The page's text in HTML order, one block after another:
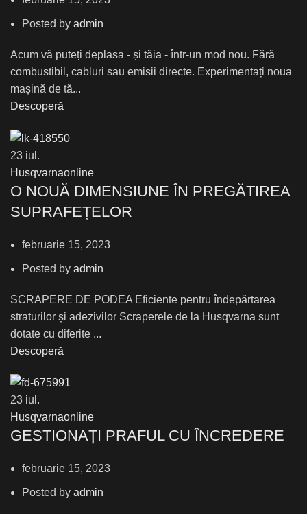
Posted by admin
Acum vă puteți deplasa - și tăia - într-un mod nou. Fără
combustibil, cabluri sau emisii directe. Experimentați noua
mașină de tă...
Descoperă
23 iul.
Husqvarnaonline
О NOUĂ DIMENSIUNE ÎN PREGĂTIREA
SUPRAFEȚELOR
februarie 15, 2023
Posted by admin
SCRAPERE DE PODEA Eficiente pentru îndepărtarea
straturilor și adezivilor Scraperele de la Husqvarna sunt
dotate cu diferite ...
Descoperă
23 iul.
Husqvarnaonline
GESTIONAȚI PRAFUL CU ÎNCREDERE
februarie 15, 2023
Posted by admin